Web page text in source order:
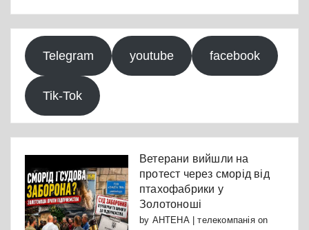
Telegram youtube facebook
Tik-Tok
Ветерани вийшли на
протест через сморід від
птахофабрики у
Золотоноші
by АНТЕНА | телекомпаніяon